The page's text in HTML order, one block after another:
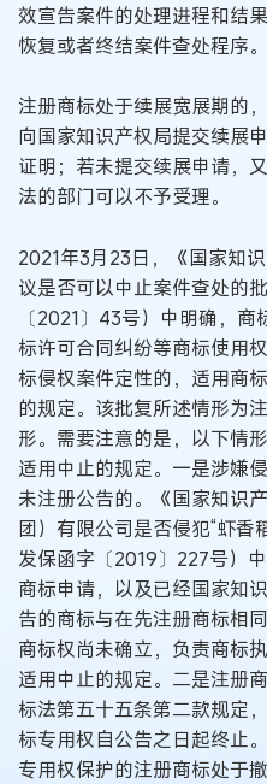
效宣告案件的处理进程和结
恢复或者终结案件查处程序。
注册商标处于续展宽展期的
向国家知识产权局提交续展
证明；若未提交续展申请，
法的部门可以不予受理。
2021年3月23日，《国家知
议是否可以中止案件查处的
〔2021〕43号）中明确，
标许可合同纠纷等商标使用
标侵权案件定性的，适用商
的规定。该批复所述情形为
形。需要注意的是，以下情
适用中止的规定。一是涉嫌
未注册公告的。《国家知识
团）有限公司是否侵犯“虾香
发保函字〔2019〕227号）
商标申请，以及已经国家知
告的商标与在先注册商标相
商标权尚未确立，负责商标
适用中止的规定。二是注册
标法第五十五条第二款规定
标专用权自公告之日起终止
专用权保护的注册商标处于